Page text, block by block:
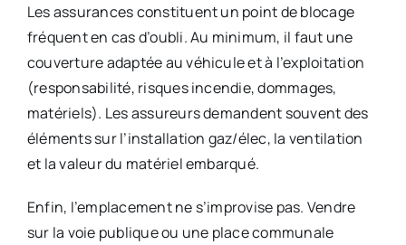
Les assurances constituent un point de blocage
fréquent en cas d’oubli. Au minimum, il faut une
couverture adaptée au véhicule et à l’exploitation
(responsabilité, risques incendie, dommages,
matériels). Les assureurs demandent souvent des
éléments sur l’installation gaz/élec, la ventilation
et la valeur du matériel embarqué.
Enfin, l’emplacement ne s’improvise pas. Vendre
sur la voie publique ou une place communale